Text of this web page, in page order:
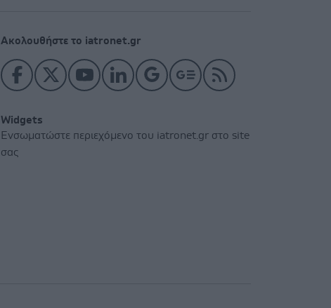
Ακολουθήστε το iatronet.gr
Widgets
Ενσωματώστε περιεχόμενο του iatronet.gr στο site
σας